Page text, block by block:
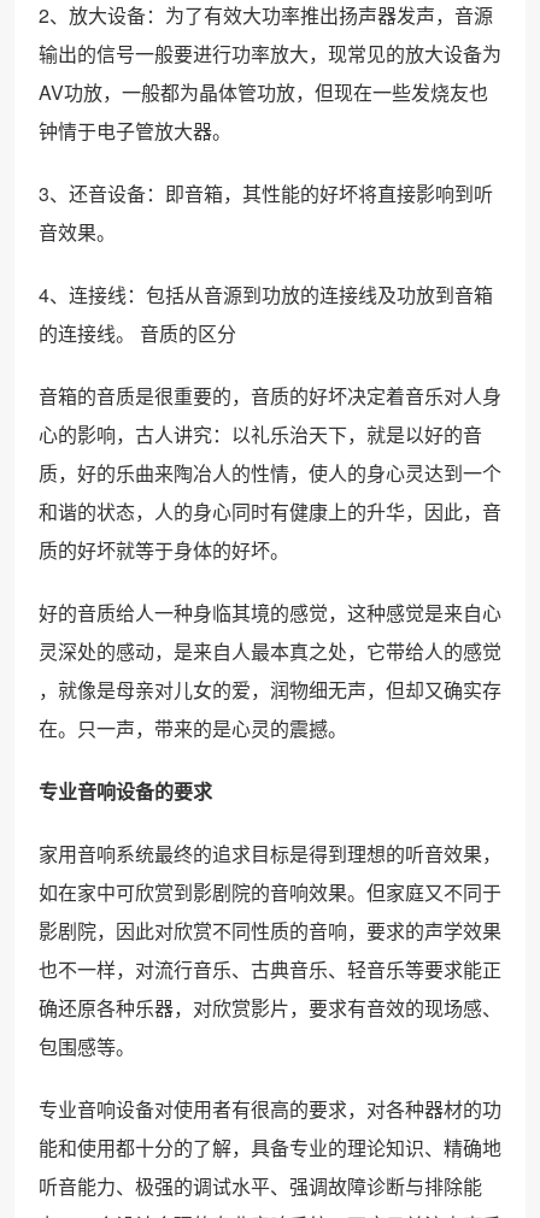
2、放大设备：为了有效大功率推出扬声器发声，音源
输出的信号一般要进行功率放大，现常见的放大设备为
AV功放，一般都为晶体管功放，但现在一些发烧友也
钟情于电子管放大器。
3、还音设备：即音箱，其性能的好坏将直接影响到听
音效果。
4、连接线：包括从音源到功放的连接线及功放到音箱
的连接线。 音质的区分
音箱的音质是很重要的，音质的好坏决定着音乐对人身
心的影响，古人讲究：以礼乐治天下，就是以好的音
质，好的乐曲来陶冶人的性情，使人的身心灵达到一个
和谐的状态，人的身心同时有健康上的升华，因此，音
质的好坏就等于身体的好坏。
好的音质给人一种身临其境的感觉，这种感觉是来自心
灵深处的感动，是来自人最本真之处，它带给人的感觉
，就像是母亲对儿女的爱，润物细无声，但却又确实存
在。只一声，带来的是心灵的震撼。
专业音响设备的要求
家用音响系统最终的追求目标是得到理想的听音效果，
如在家中可欣赏到影剧院的音响效果。但家庭又不同于
影剧院，因此对欣赏不同性质的音响，要求的声学效果
也不一样，对流行音乐、古典音乐、轻音乐等要求能正
确还原各种乐器，对欣赏影片，要求有音效的现场感、
包围感等。
专业音响设备对使用者有很高的要求，对各种器材的功
能和使用都十分的了解，具备专业的理论知识、精确地
听音能力、极强的调试水平、强调故障诊断与排除能